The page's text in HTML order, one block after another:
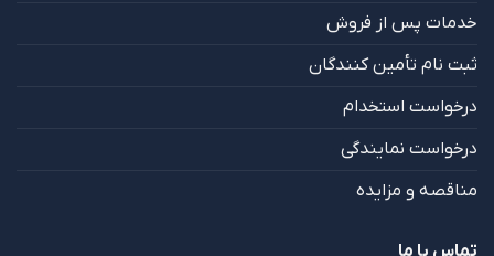
خدمات پس از فروش
ثبت نام تأمین کنندگان
درخواست استخدام
درخواست نمایندگی
مناقصه و مزایده
تماس با ما